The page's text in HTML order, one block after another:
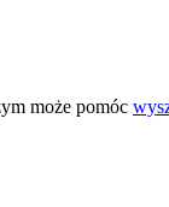
może pomóc